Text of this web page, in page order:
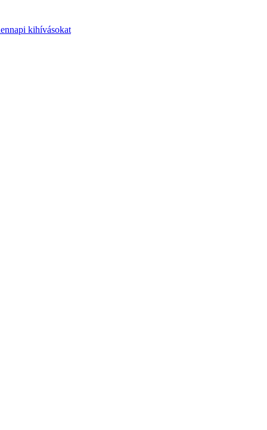
kihívásokat